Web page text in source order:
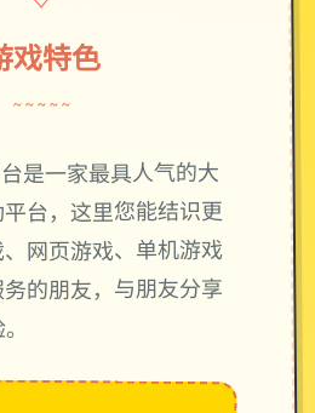
戏特色
~~~~~
是一家最具人气的大
台，这里您能结识更
网页游戏、单机游戏
的朋友，与朋友分享